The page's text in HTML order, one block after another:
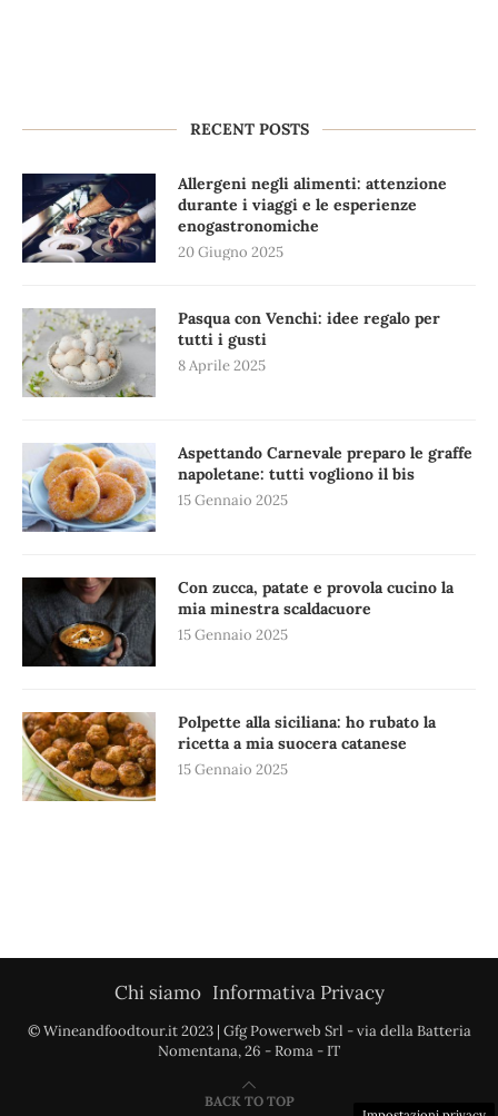
RECENT POSTS
Allergeni negli alimenti: attenzione
durante i viaggi e le esperienze
enogastronomiche
20 Giugno 2025
Pasqua con Venchi: idee regalo per
tutti i gusti
8 Aprile 2025
Aspettando Carnevale preparo le graffe
napoletane: tutti vogliono il bis
15 Gennaio 2025
Con zucca, patate e provola cucino la
mia minestra scaldacuore
15 Gennaio 2025
Polpette alla siciliana: ho rubato la
ricetta a mia suocera catanese
15 Gennaio 2025
Chi siamo Informativa Privacy
© Wineandfoodtour.it 2023 | Gfg Powerweb Srl - via della Batteria
Nomentana, 26 - Roma - IT
BACK TO TOP